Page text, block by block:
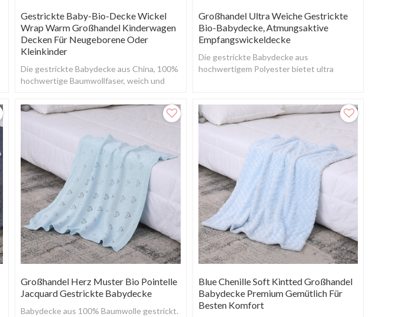
Gestrickte Baby-Bio-Decke Wickel
Wrap Warm Großhandel Kinderwagen
Decken Für Neugeborene Oder
Kleinkinder
Die gestrickte Babydecke aus China, 100%
hochwertige Baumwollfaser, weich und
Großhandel Ultra Weiche Gestrickte
Bio-Babydecke, Atmungsaktive
Empfangswickeldecke
Die gestrickte Babydecke aus
hochwertigem Polyester bietet ultra
Großhandel Herz Muster Bio Pointelle
Jacquard Gestrickte Babydecke
Babydecke aus 100% Baumwolle gestrickt.
Blue Chenille Soft Kintted Großhandel
Babydecke Premium Gemütlich Für
Besten Komfort